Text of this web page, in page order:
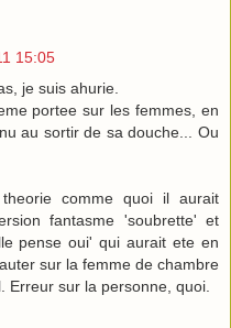
15:05
je suis ahurie.
portee sur les femmes, en
au sortir de sa douche... Ou
comme quoi il aurait
fantasme 'soubrette' et
pense oui' qui aurait ete en
sur la femme de chambre
Erreur sur la personne, quoi.